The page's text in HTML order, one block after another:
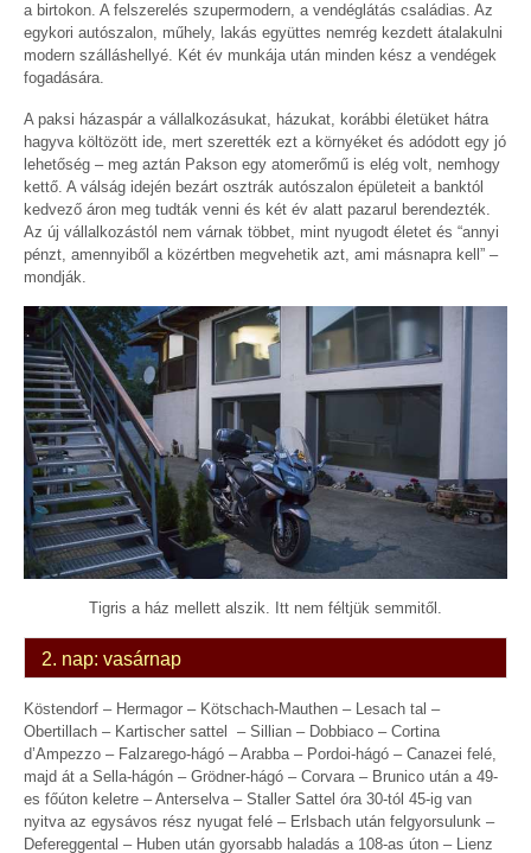
a birtokon. A felszerelés szupermodern, a vendéglátás családias. Az
egykori autószalon, műhely, lakás együttes nemrég kezdett átalakulni
modern szálláshellyé. Két év munkája után minden kész a vendégek
fogadására.
A paksi házaspár a vállalkozásukat, házukat, korábbi életüket hátra
hagyva költözött ide, mert szerették ezt a környéket és adódott egy jó
lehetőség – meg aztán Pakson egy atomerőmű is elég volt, nemhogy
kettő. A válság idején bezárt osztrák autószalon épületeit a banktól
kedvező áron meg tudták venni és két év alatt pazarul berendezték.
Az új vállalkozástól nem várnak többet, mint nyugodt életet és “annyi
pénzt, amennyiből a közértben megvehetik azt, ami másnapra kell” –
mondják.
Tigris a ház mellett alszik. Itt nem féltjük semmitől.
2. nap: vasárnap
Köstendorf – Hermagor – Kötschach-Mauthen – Lesach tal –
Obertillach – Kartischer sattel – Sillian – Dobbiaco – Cortina
d’Ampezzo – Falzarego-hágó – Arabba – Pordoi-hágó – Canazei felé,
majd át a Sella-hágón – Grödner-hágó – Corvara – Brunico után a 49-
es főúton keletre – Anterselva – Staller Sattel óra 30-tól 45-ig van
nyitva az egysávos rész nyugat felé – Erlsbach után felgyorsulunk –
Defereggental – Huben után gyorsabb haladás a 108-as úton – Lienz